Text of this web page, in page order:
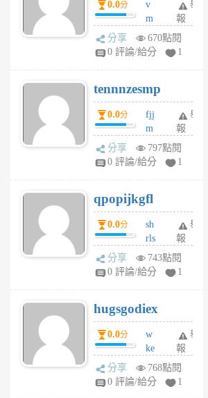
月
前
0.0分
v
m
sg
sr
6
個
月
前
舉
報
分享
670點閱
0 評論/給分
1
tennnzesmp
0.0分
fjj
m
w
rs
6
個
月
前
舉
報
分享
797點閱
0 評論/給分
1
qpopijkgfl
0.0分
sh
rls
k
m
6
個
月
前
舉
報
分享
743點閱
0 評論/給分
1
hugsgodiex
0.0分
w
ke
rv
pj
舉
報
分享
768點閱
0 評論/給分
1